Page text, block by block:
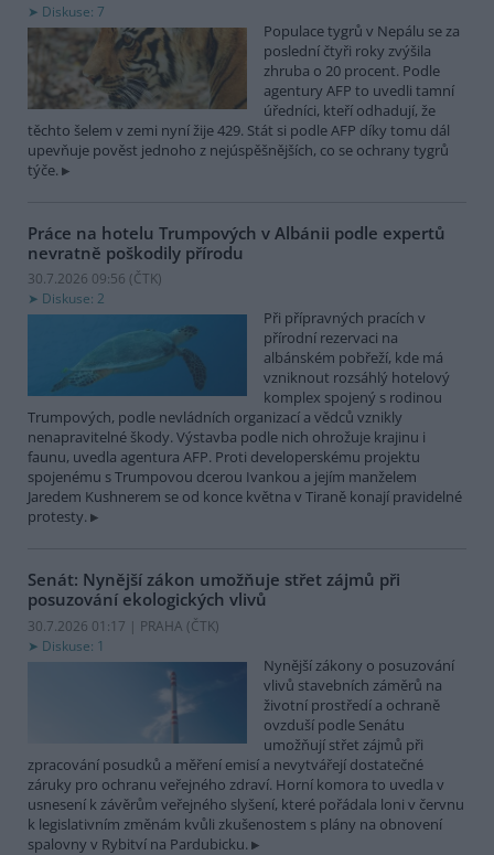
Diskuse: 7
Populace tygrů v Nepálu se za
poslední čtyři roky zvýšila
zhruba o 20 procent. Podle
agentury AFP to uvedli tamní
úředníci, kteří odhadují, že
těchto šelem v zemi nyní žije 429. Stát si podle AFP díky tomu dál
upevňuje pověst jednoho z nejúspěšnějších, co se ochrany tygrů
týče.
Práce na hotelu Trumpových v Albánii podle expertů
nevratně poškodily přírodu
30.7.2026 09:56 (ČTK)
Diskuse: 2
Při přípravných pracích v
přírodní rezervaci na
albánském pobřeží, kde má
vzniknout rozsáhlý hotelový
komplex spojený s rodinou
Trumpových, podle nevládních organizací a vědců vznikly
nenapravitelné škody. Výstavba podle nich ohrožuje krajinu i
faunu, uvedla agentura AFP. Proti developerskému projektu
spojenému s Trumpovou dcerou Ivankou a jejím manželem
Jaredem Kushnerem se od konce května v Tiraně konají pravidelné
protesty.
Senát: Nynější zákon umožňuje střet zájmů při
posuzování ekologických vlivů
30.7.2026 01:17 | PRAHA (ČTK)
Diskuse: 1
Nynější zákony o posuzování
vlivů stavebních záměrů na
životní prostředí a ochraně
ovzduší podle Senátu
umožňují střet zájmů při
zpracování posudků a měření emisí a nevytvářejí dostatečné
záruky pro ochranu veřejného zdraví. Horní komora to uvedla v
usnesení k závěrům veřejného slyšení, které pořádala loni v červnu
k legislativním změnám kvůli zkušenostem s plány na obnovení
spalovny v Rybitví na Pardubicku.